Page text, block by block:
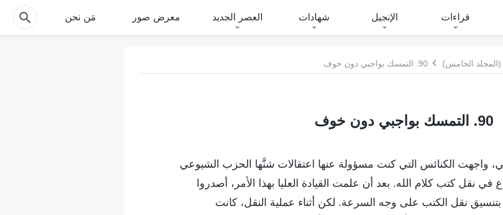
قراءات الإنجيل شهادات العصر الجديد معرض صور مَن نحن
الخامس) 90. التمسك بواجبي دون خوف
90. التمسك بواجبي دون خوف
واجهت الكنائس التي كنت مسؤولة عنها اعتقالات شنَّها الحزب الشيوعي
في نقل كتب كلام الله. بعد أن علمت القيادة العليا بهذا الأمر، أصدروا
نقل الكتب على وجه السرعة. لكن أثناء عملية النقل، كانت